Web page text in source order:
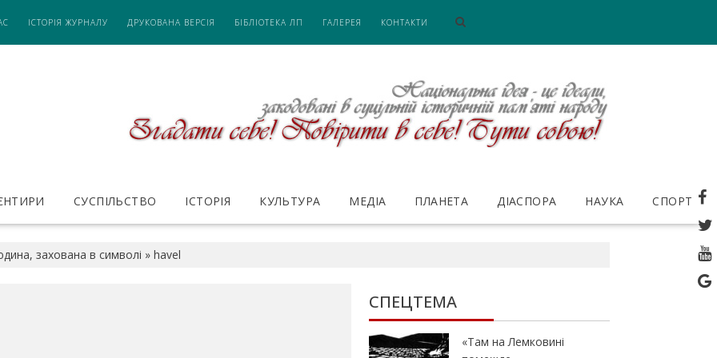
ІСТОРІЯ ЖУРНАЛУ ДРУКОВАНА ВЕРСІЯ БІБЛІОТЕКА ЛП ГАЛЕРЕЯ КОНТАКТИ
СУСПІЛЬСТВО ІСТОРІЯ КУЛЬТУРА МЕДІА ПЛАНЕТА ДІАСПОРА НАУКА СПОРТ
захована в символі » havel
СПЕЦТЕМА
«Там на Лемковині